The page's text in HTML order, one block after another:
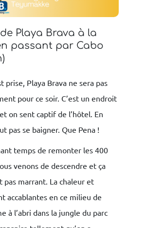
Playa Brava à la
passant par Cabo
prise, Playa Brava ne sera pas
pour ce soir. C’est un endroit
on sent captif de l’hôtel. En
pas se baigner. Que Pena !
temps de remonter les 400
venons de descendre et ça
pas marrant. La chaleur et
accablantes en ce milieu de
à l’abri dans la jungle du parc